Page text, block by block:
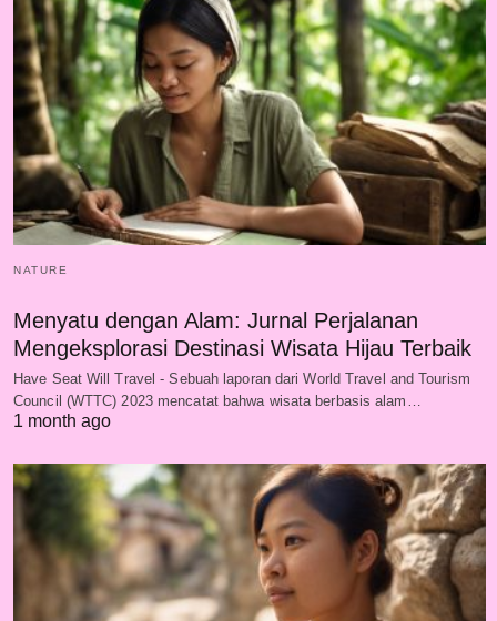
NATURE
Menyatu dengan Alam: Jurnal Perjalanan
Mengeksplorasi Destinasi Wisata Hijau Terbaik
Have Seat Will Travel - Sebuah laporan dari World Travel and Tourism
Council (WTTC) 2023 mencatat bahwa wisata berbasis alam…
1 month ago